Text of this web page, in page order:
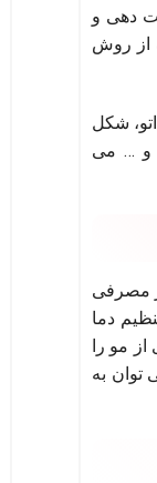
دهی و
از روش
شکل
و … می
مصرفی
دما
مو را
توان به